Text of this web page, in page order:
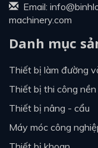
Email:
machinery.com
Danh mục
thiết bị làm đường
thiết bị thi công
thiết bị nâng - cẩu
máy móc công